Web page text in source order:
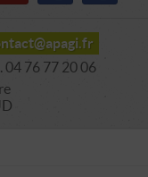
04 76 77 20 06